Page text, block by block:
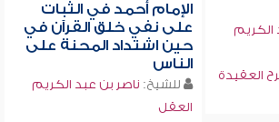
الكريم
العقيدة
الإمام أحمد في الثبات
على نفي خلق القرآن في
حين اشتداد المحنة على
الناس
للشيخ: ناصر بن عبد الكريم
العقل